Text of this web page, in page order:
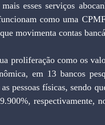
esses serviços
como uma
movimenta contas
em 13 bancos
pessoas físicas, sendo
respectivamente,